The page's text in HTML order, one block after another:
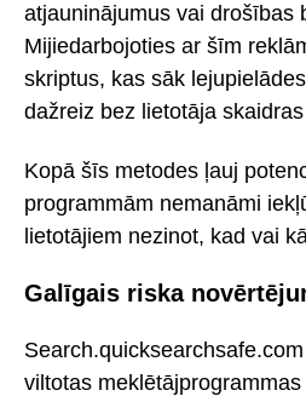
atjauninājumus vai drošības
Mijiedarbojoties ar šīm
skriptus, kas sāk
dažreiz bez lietotāja
Kopā šīs metodes ļauj
programmām nemanāmi
lietotājiem nezinot, kad vai
Galīgais riska
viltotas